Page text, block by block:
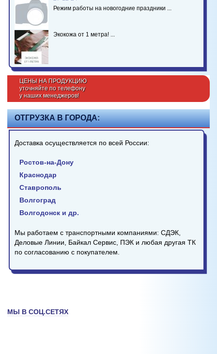
Режим работы на новогодние праздники ...
Экокожа от 1 метра! ...
ЦЕНЫ НА ПРОДУКЦИЮ
уточняйте по телефону
у наших менеджеров!
ОТГРУЗКА В ГОРОДА:
Доставка осуществляется по всей России:
Ростов-на-Дону
Краснодар
Ставрополь
Волгоград
Волгодонск и др.
Мы работаем с транспортными компаниями: СДЭК,
Деловые Линии, Байкал Сервис, ПЭК и любая другая ТК
по согласованию с покупателем.
МЫ В СОЦ.СЕТЯХ